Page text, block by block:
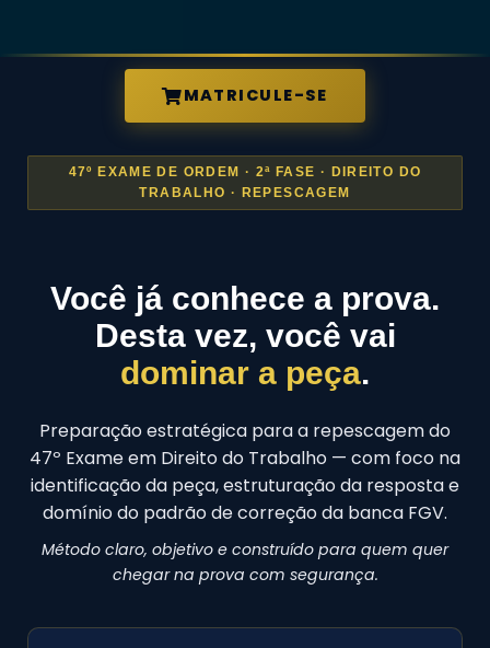
MATRICULE-SE
47º EXAME DE ORDEM · 2ª FASE · DIREITO DO
TRABALHO · REPESCAGEM
Você já conhece a prova.
Desta vez, você vai
dominar a peça.
Preparação estratégica para a repescagem do
47º Exame em Direito do Trabalho — com foco na
identificação da peça, estruturação da resposta e
domínio do padrão de correção da banca FGV.
Método claro, objetivo e construído para quem quer
chegar na prova com segurança.